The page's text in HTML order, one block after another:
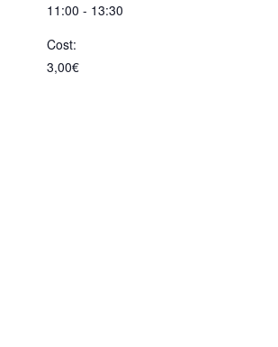
11:00 - 13:30
Cost:
3,00€